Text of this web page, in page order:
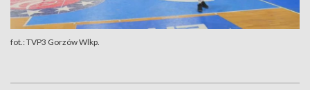
fot.: TVP3 Gorzów Wlkp.